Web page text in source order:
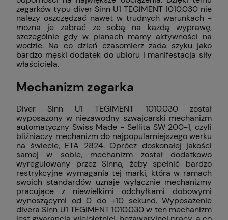
zegarków typu diver Sinn U1 TEGIMENT 1010.030 nie
należy oszczędzać nawet w trudnych warunkach -
można je zabrać ze sobą na każdą wyprawę,
szczególnie gdy w planach mamy aktywności na
wodzie. Na co dzień czasomierz zada szyku jako
bardzo męski dodatek do ubioru i manifestacja siły
właściciela.
Mechanizm zegarka
Diver Sinn U1 TEGIMENT 1010.030 został
wyposażony w niezawodny szwajcarski mechanizm
automatyczny Swiss Made - Sellita SW 200-1, czyli
bliźniaczy mechanizm do najpopularniejszego werku
na świecie, ETA 2824. Oprócz doskonałej jakości
samej w sobie, mechanizm został dodatkowo
wyregulowany przez Sinna, żeby spełnić bardzo
restrykcyjne wymagania tej marki, która w ramach
swoich standardów uznaje wyłącznie mechanizmy
pracujące z niewielkimi odchyłkami dobowymi
wynoszącymi od 0 do +10 sekund. Wyposażenie
divera Sinn U1 TEGIMENT 1010.030 w ten mechanizm